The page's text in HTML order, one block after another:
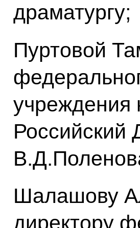
драматургу;
Пуртовой
учреждения
Российский
Шалашову
директору